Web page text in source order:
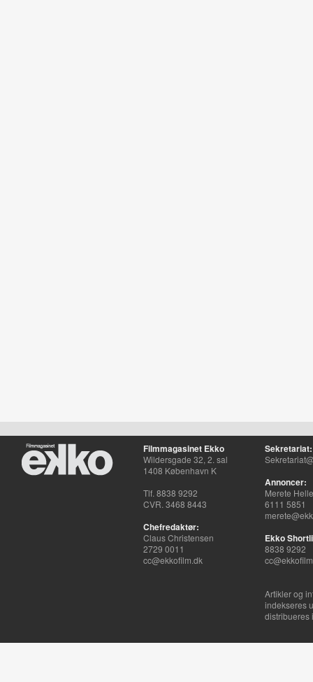
Filmmagasinet Ekko
Wildersgade 32, 2. sal
1408 København K
Tlf. 8838 9292
CVR. 3468 8443
Chefredaktør:
Claus Christensen
2729 0011
cc@ekkofilm.dk
Sekretariat:
Annoncer:
Merete
6111 5851
Ekko
8838 9292
Artikler og
indekseres
distribueres